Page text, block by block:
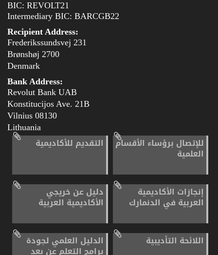
BIC: REVOLT21
Intermediary BIC: BARCGB22
Recipient Address:
Frederikssundsvej 231
2700 Brønshøj
Denmark
Bank Address:
Revolut Bank UAB
Konstitucijos Ave. 21B
08130 Vilnius
Lithuania
للإتصال برؤساء الأقسام
العلمية
التقديم للأكاديمية
إنجازات الأكاديمية
العربية في الدنمارك
دليل عن خريجي
الأكاديمية العربية
اللائحة التأديبية الدليل العلمي لجودة
برامج التعلم عن بعد